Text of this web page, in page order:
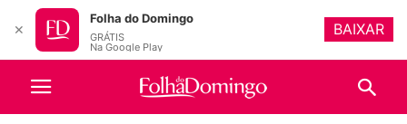
✕
Folha do Domingo
GRÁTIS
Na Google Play
BAIXAR